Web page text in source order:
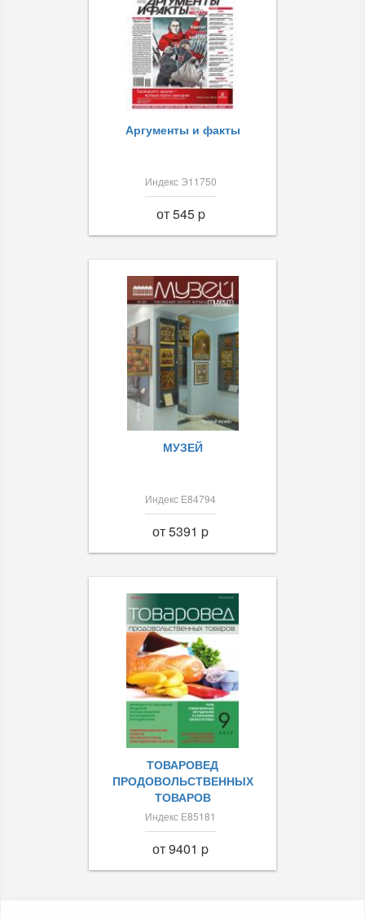
Аргументы и факты
Индекс Э11750
от 545 p
МУЗЕЙ
Индекс Е84794
от 5391 p
ТОВАРОВЕД
ПРОДОВОЛЬСТВЕННЫХ
ТОВАРОВ
Индекс Е85181
от 9401 p